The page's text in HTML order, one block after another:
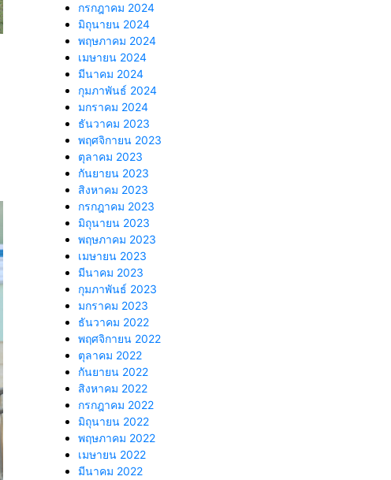
กรกฎาคม 2024
มิถุนายน 2024
พฤษภาคม 2024
เมษายน 2024
มีนาคม 2024
กุมภาพันธ์ 2024
มกราคม 2024
ธันวาคม 2023
พฤศจิกายน 2023
ตุลาคม 2023
กันยายน 2023
สิงหาคม 2023
กรกฎาคม 2023
มิถุนายน 2023
พฤษภาคม 2023
เมษายน 2023
มีนาคม 2023
กุมภาพันธ์ 2023
มกราคม 2023
ธันวาคม 2022
พฤศจิกายน 2022
ตุลาคม 2022
กันยายน 2022
สิงหาคม 2022
กรกฎาคม 2022
มิถุนายน 2022
พฤษภาคม 2022
เมษายน 2022
มีนาคม 2022